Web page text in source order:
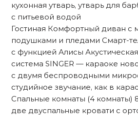
кухонная утварь, утварь для
с питьевой водой
Гостиная Комфортный диван с
подушками и пледами Смарт-
с функцией Алисы
система SINGER — караоке
с двумя беспроводными
студийное звучание, как в
Спальные комнаты (4 комнаты)
две двуспальные кровати с